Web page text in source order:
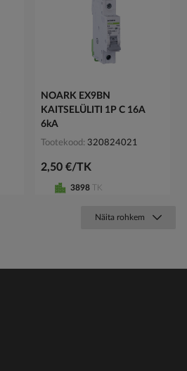
NOARK EX9BN
KAITSELÜLITI 1P C 16A
6kA
Tootekood 320824021
2,50 €/TK
3898 TK
Näita rohkem